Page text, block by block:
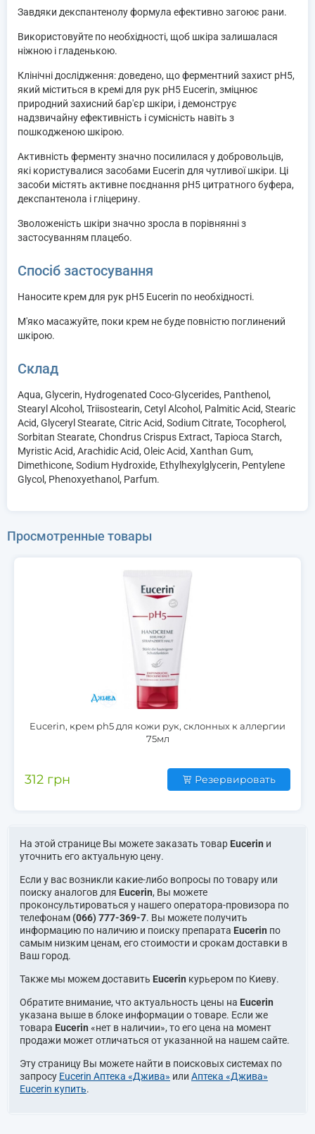
Завдяки декспантенолу формула ефективно загоює рани.
Використовуйте по необхідності, щоб шкіра залишалася
ніжною і гладенькою.
Клінічні дослідження: доведено, що ферментний захист рH5,
який міститься в кремі для рук рH5 Eucerin, зміцнює
природний захисний бар'єр шкіри, і демонструє
надзвичайну ефективність і сумісність навіть з
пошкодженою шкірою.
Активність ферменту значно посилилася у добровольців,
які користувалися засобами Eucerin для чутливої ​​шкіри. Ці
засоби містять активне поєднання рH5 цитратного буфера,
декспантенола і гліцерину.
Зволоженість шкіри значно зросла в порівнянні з
застосуванням плацебо.
Спосіб застосування
Наносите крем для рук рH5 Eucerin по необхідності.
М'яко масажуйте, поки крем не буде повністю поглинений
шкірою.
Склад
Aqua, Glycerin, Hydrogenated Coco-Glycerides, Panthenol,
Stearyl Alcohol, Triisostearin, Cetyl Alcohol, Palmitic Acid, Stearic
Acid, Glyceryl Stearate, Citric Acid, Sodium Citrate, Tocopherol,
Sorbitan Stearate, Chondrus Crispus Extract, Tapioca Starch,
Myristic Acid, Arachidic Acid, Oleic Acid, Xanthan Gum,
Dimethicone, Sodium Hydroxide, Ethylhexylglycerin, Pentylene
Glycol, Phenoxyethanol, Parfum.
Просмотренные товары
Eucerin, крем ph5 для кожи рук, склонных к аллергии
75мл
Резервировать
312 грн
На этой странице Вы можете заказать товар Eucerin и
уточнить его актуальную цену.
Если у вас возникли какие-либо вопросы по товару или
поиску аналогов для Eucerin, Вы можете
проконсультироваться у нашего оператора-провизора по
телефонам (066) 777-369-7. Вы можете получить
информацию по наличию и поиску препарата Eucerin по
самым низким ценам, его стоимости и срокам доставки в
Ваш город.
Также мы можем доставить Eucerin курьером по Киеву.
Обратите внимание, что актуальность цены на Eucerin
указана выше в блоке информации о товаре. Если же
товара Eucerin «нет в наличии», то его цена на момент
продажи может отличаться от указанной на нашем сайте.
Эту страницу Вы можете найти в поисковых системах по
запросу Eucerin Аптека «Джива» или Аптека «Джива»
Eucerin купить.